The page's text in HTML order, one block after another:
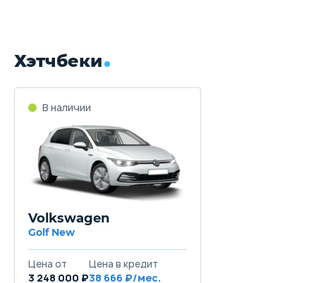
Хэтчбеки
В наличии
Volkswagen
Golf New
Цена от
3 248 000 ₽
Цена в кредит
38 666 ₽/мес.